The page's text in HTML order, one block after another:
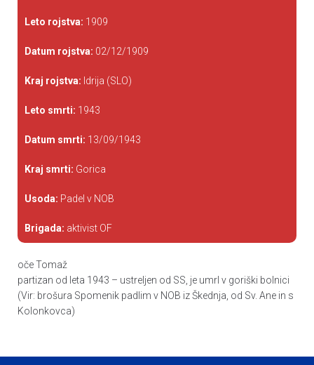
Leto rojstva: 1909
Datum rojstva: 02/12/1909
Kraj rojstva: Idrija (SLO)
Leto smrti: 1943
Datum smrti: 13/09/1943
Kraj smrti: Gorica
Usoda: Padel v NOB
Brigada: aktivist OF
oče Tomaž
partizan od leta 1943 – ustreljen od SS, je umrl v goriški bolnici
(Vir: brošura Spomenik padlim v NOB iz Škednja, od Sv. Ane in s
Kolonkovca)